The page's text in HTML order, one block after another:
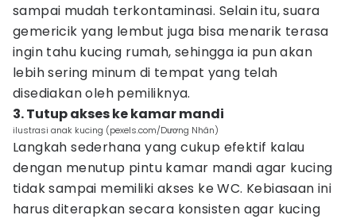
sampai mudah terkontaminasi. Selain itu, suara
gemericik yang lembut juga bisa menarik terasa
ingin tahu kucing rumah, sehingga ia pun akan
lebih sering minum di tempat yang telah
disediakan oleh pemiliknya.
3. Tutup akses ke kamar mandi
ilustrasi anak kucing (pexels.com/Dương Nhân)
Langkah sederhana yang cukup efektif kalau
dengan menutup pintu kamar mandi agar kucing
tidak sampai memiliki akses ke WC. Kebiasaan ini
harus diterapkan secara konsisten agar kucing